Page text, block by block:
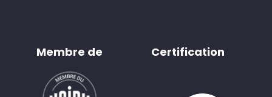
Membre de Certification